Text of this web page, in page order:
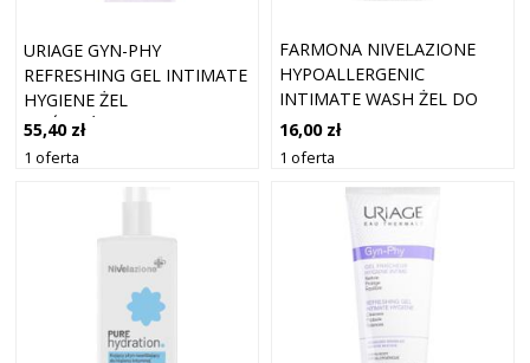
URIAGE GYN-PHY
REFRESHING GEL INTIMATE
HYGIENE ŻEL
ODŚWIEŻAJĄCY DO HIGIENY
INTYMNEJ 50 ML
55,40 zł
1 oferta
FARMONA NIVELAZIONE
HYPOALLERGENIC
INTIMATE WASH ŻEL DO
HIGIENY INTYMNEJ DO
SKÓRY WRAŻLIWEJ 260 ML
16,00 zł
1 oferta